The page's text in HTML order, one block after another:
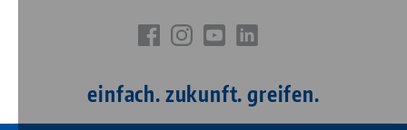
einfach. zukunft. greifen.